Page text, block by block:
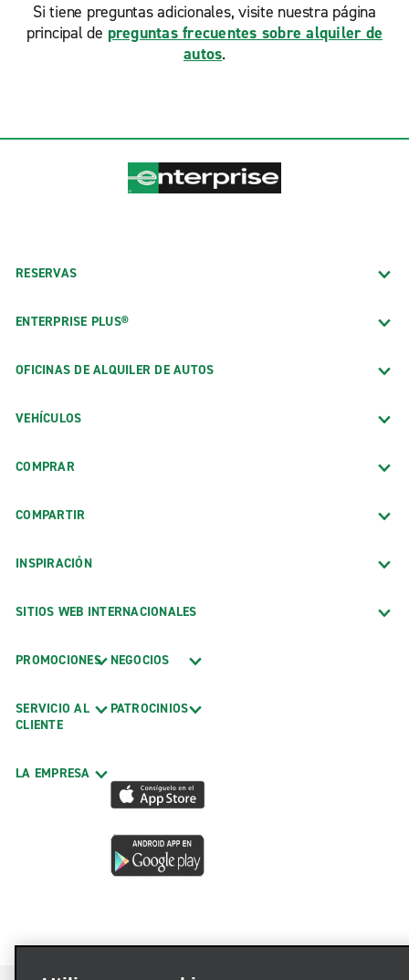
Si tiene preguntas adicionales, visite nuestra página
principal de preguntas frecuentes sobre alquiler de
autos.
RESERVAS
ENTERPRISE PLUS®
OFICINAS DE ALQUILER DE AUTOS
VEHÍCULOS
COMPRAR
COMPARTIR
INSPIRACIÓN
SITIOS WEB INTERNACIONALES
PROMOCIONES
SERVICIO AL
CLIENTE
LA EMPRESA
NEGOCIOS
PATROCINIOS